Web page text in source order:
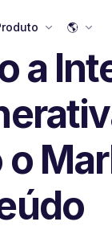
🌎
a